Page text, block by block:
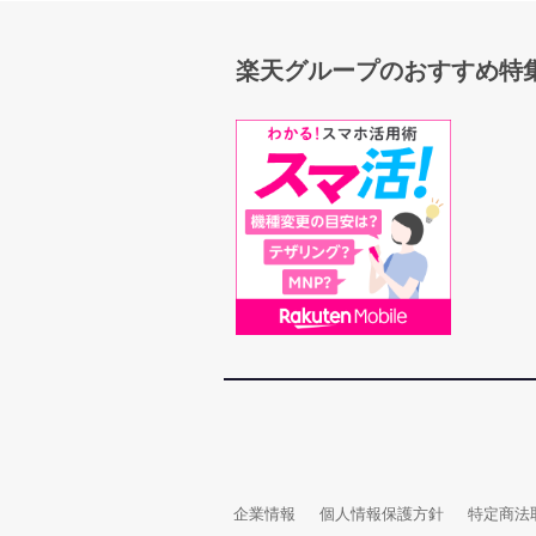
楽天グループのおすすめ特
企業情報 個人情報保護方針 特定商法